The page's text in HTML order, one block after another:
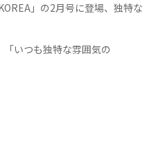
」の2月号に登場、独特な
いつも独特な雰囲気の